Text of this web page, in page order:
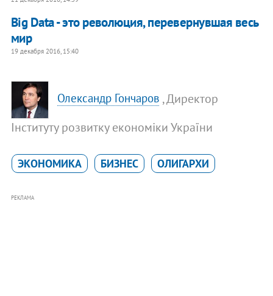
Big Data - это революция, перевернувшая весь
мир
19 декабря 2016, 15:40
Олександр Гончаров , Директор
Інституту розвитку економіки України
ЭКОНОМИКА БИЗНЕС ОЛИГАРХИ
РЕКЛАМА